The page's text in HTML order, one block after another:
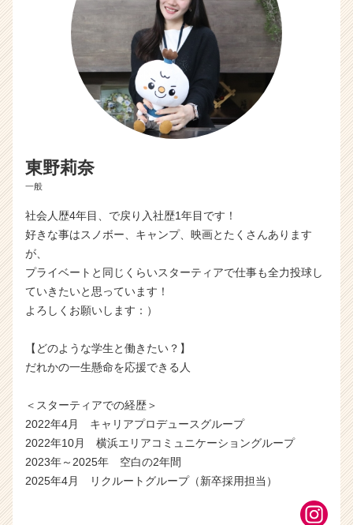
e
e
r
C
a
r
e
東野莉奈
一般
社会人歴4年目、で戻り入社歴1年目です！
好きな事はスノボー、キャンプ、映画とたくさんあります
が、
プライベートと同じくらいスターティアで仕事も全力投球し
ていきたいと思っています！
よろしくお願いします：）
【どのような学生と働きたい？】
だれかの一生懸命を応援できる人
＜スターティアでの経歴＞
2022年4月 キャリアプロデュースグループ
2022年10月 横浜エリアコミュニケーショングループ
2023年～2025年 空白の2年間
2025年4月 リクルートグループ（新卒採用担当）